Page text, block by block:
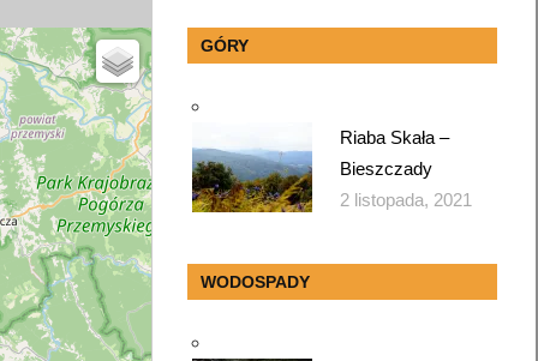
GÓRY
Riaba Skała –
Bieszczady
2 listopada, 2021
WODOSPADY